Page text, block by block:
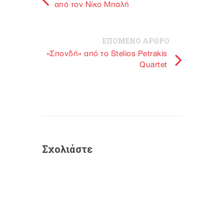
από τον Νίκο Μπαλή
ΕΠΟΜΕΝΟ ΑΡΘΡΟ
«Σπονδή» από το Stelios Petrakis
Quartet
Σχολιάστε